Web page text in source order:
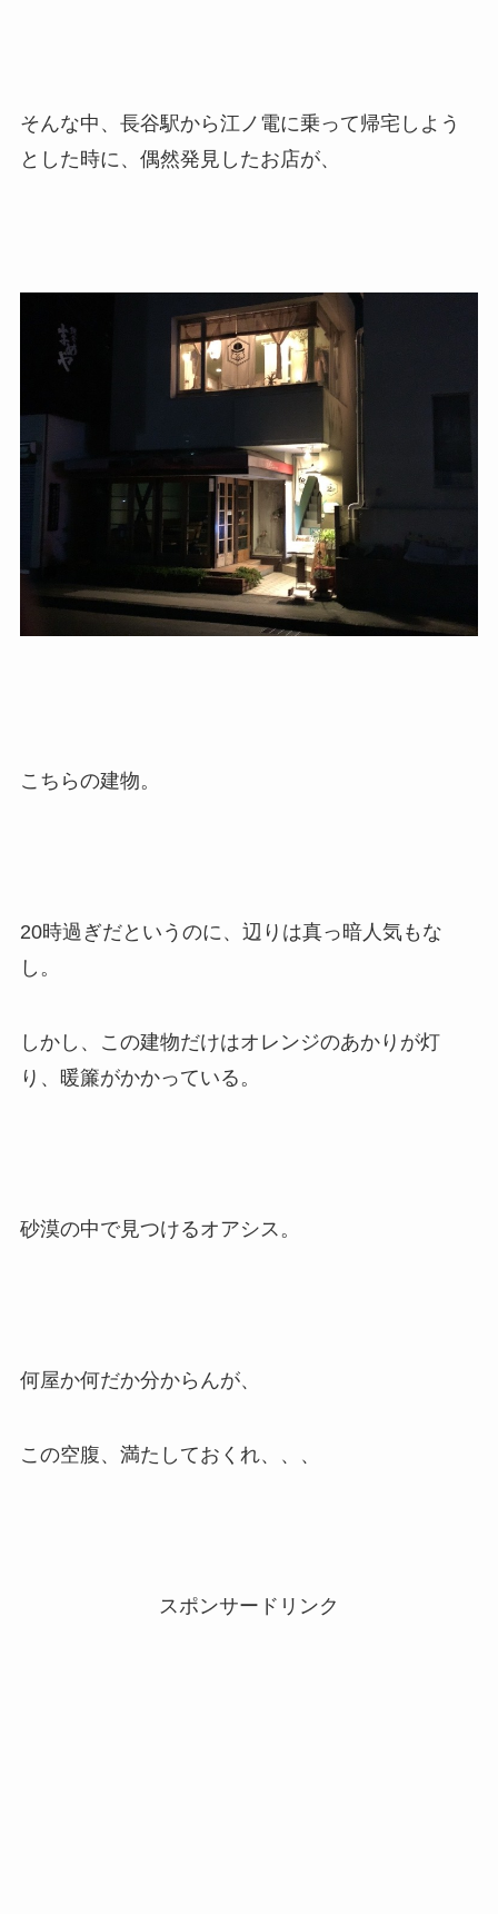
そんな中、長谷駅から江ノ電に乗って帰宅しよう
とした時に、偶然発見したお店が、
こちらの建物。
20時過ぎだというのに、辺りは真っ暗人気もな
し。
しかし、この建物だけはオレンジのあかりが灯
り、暖簾がかかっている。
砂漠の中で見つけるオアシス。
何屋か何だか分からんが、
この空腹、満たしておくれ、、、
スポンサードリンク